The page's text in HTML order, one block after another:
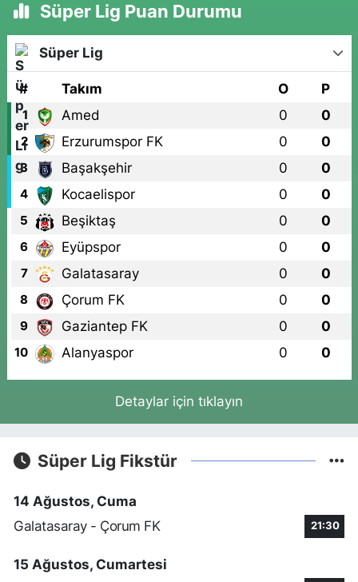
Süper Lig Puan Durumu
Süper Lig
# Takım O P
1 Amed 0 0
2 Erzurumspor FK 0 0
3 Başakşehir 0 0
4 Kocaelispor 0 0
5 Beşiktaş 0 0
6 Eyüpspor 0 0
7 Galatasaray 0 0
8 Çorum FK 0 0
9 Gaziantep FK 0 0
10 Alanyaspor 0 0
Detaylar için tıklayın
Süper Lig Fikstür
14 Ağustos, Cuma
Galatasaray - Çorum FK
21:30
15 Ağustos, Cumartesi